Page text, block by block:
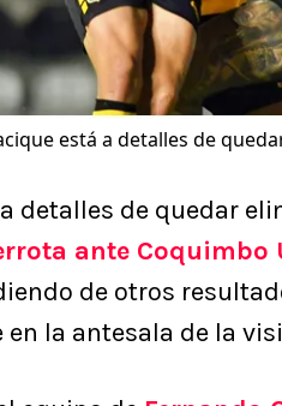
está a detalles de
detalles de quedar
ante Coquimbo
de otros
en la antesala de la